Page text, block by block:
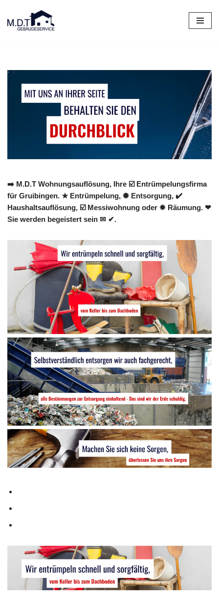
Zum
➡️ M.D.T Wohnungsauflösung, Ihre ☑️ Entrümpelungsfirma
für Gruibingen. ★ Entrümpelung, ✺ Entsorgung, ✔️
Haushaltsauflösung, ☑️ Messiwohnung oder ✹ Räumung. ❤
Sie werden begeistert sein ✉ ✔.